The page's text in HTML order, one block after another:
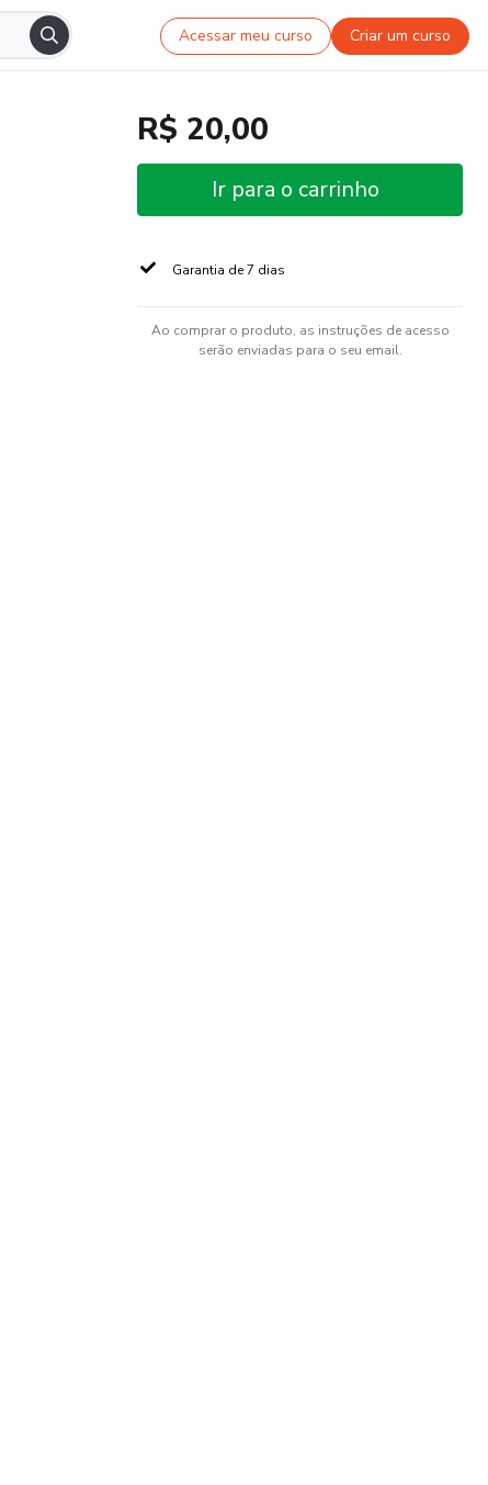
Acessar meu curso Criar um curso
R$ 20,00
Ir para o carrinho
Garantia de 7 dias
Ao comprar o produto, as instruções de acesso
serão enviadas para o seu email.